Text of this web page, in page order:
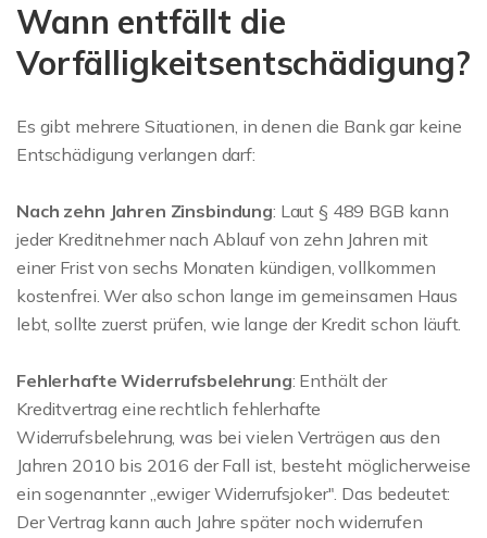
Wann entfällt die
Vorfälligkeitsentschädigung?
Es gibt mehrere Situationen, in denen die Bank gar keine
Entschädigung verlangen darf:
Nach zehn Jahren Zinsbindung: Laut § 489 BGB kann
jeder Kreditnehmer nach Ablauf von zehn Jahren mit
einer Frist von sechs Monaten kündigen, vollkommen
kostenfrei. Wer also schon lange im gemeinsamen Haus
lebt, sollte zuerst prüfen, wie lange der Kredit schon läuft.
Fehlerhafte Widerrufsbelehrung: Enthält der
Kreditvertrag eine rechtlich fehlerhafte
Widerrufsbelehrung, was bei vielen Verträgen aus den
Jahren 2010 bis 2016 der Fall ist, besteht möglicherweise
ein sogenannter „ewiger Widerrufsjoker". Das bedeutet:
Der Vertrag kann auch Jahre später noch widerrufen